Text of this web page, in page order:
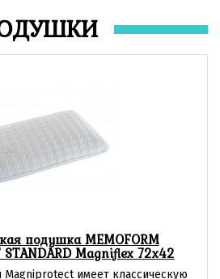
подушка MEMOFORM
STANDARD Magniflex 72х42
имеет классическую